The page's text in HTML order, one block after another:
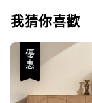
我猜你喜歡
優惠